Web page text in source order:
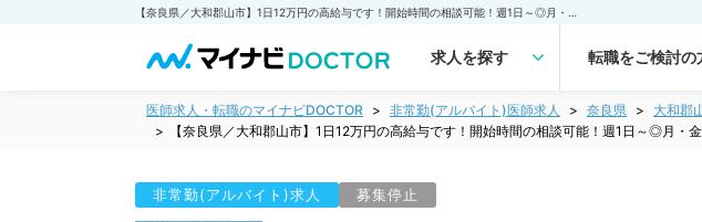
求人を探す 転職をご検討の
医師求人・転職のマイナビDOCTOR 非常勤(アルバイト)医師求人 奈良県
大和郡
【奈良県／大和郡山市】1日12万円の高給与です！開始時間の相談可能！週1日～◎月・
非常勤(アルバイト)求人 募集停止